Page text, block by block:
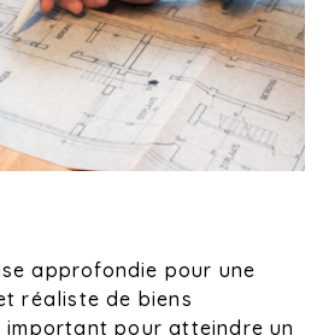
approfondie pour une
réaliste de biens
important pour atteindre un